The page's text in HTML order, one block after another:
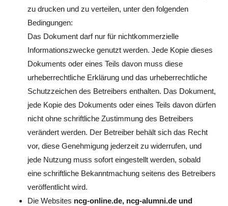
zu drucken und zu verteilen, unter den folgenden
Bedingungen:
Das Dokument darf nur für nichtkommerzielle
Informationszwecke genutzt werden. Jede Kopie dieses
Dokuments oder eines Teils davon muss diese
urheberrechtliche Erklärung und das urheberrechtliche
Schutzzeichen des Betreibers enthalten. Das Dokument,
jede Kopie des Dokuments oder eines Teils davon dürfen
nicht ohne schriftliche Zustimmung des Betreibers
verändert werden. Der Betreiber behält sich das Recht
vor, diese Genehmigung jederzeit zu widerrufen, und
jede Nutzung muss sofort eingestellt werden, sobald
eine schriftliche Bekanntmachung seitens des Betreibers
veröffentlicht wird.
Die Websites ncg-online.de, ncg-alumni.de und